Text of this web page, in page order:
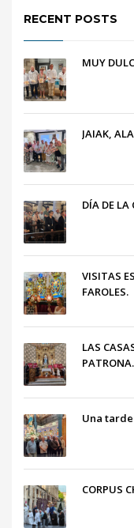
RECENT POSTS
MUY
JAIAK,
DÍA DE LA
VISITAS
FAROLES.
LAS
PATRONA.
Una
CORPUS